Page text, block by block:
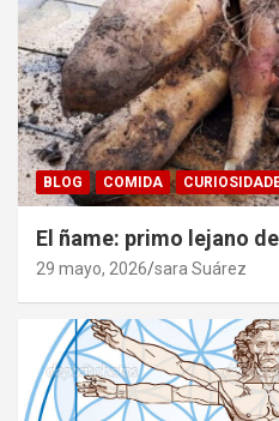
BLOG COMIDA
El ñame: primo lejano
29 mayo, 2026 sara Suárez